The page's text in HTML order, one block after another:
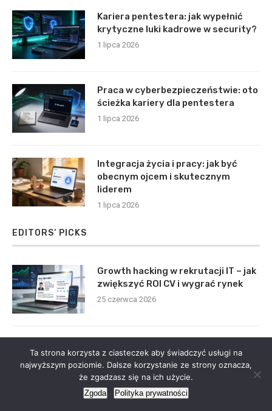
Kariera pentestera: jak wypełnić
krytyczne luki kadrowe w security?
1 lipca 2026
Praca w cyberbezpieczeństwie: oto
ścieżka kariery dla pentestera
1 lipca 2026
Integracja życia i pracy: jak być
obecnym ojcem i skutecznym
liderem
1 lipca 2026
EDITORS’ PICKS
Growth hacking w rekrutacji IT – jak
zwiększyć ROI CV i wygrać rynek
25 czerwca 2026
zwiększyć skuteczność CV o 80%
25 czerwca 2026
Ta strona korzysta z ciasteczek aby świadczyć usługi na
najwyższym poziomie. Dalsze korzystanie ze strony oznacza,
że zgadzasz się na ich użycie.
Zgoda Polityka prywatności